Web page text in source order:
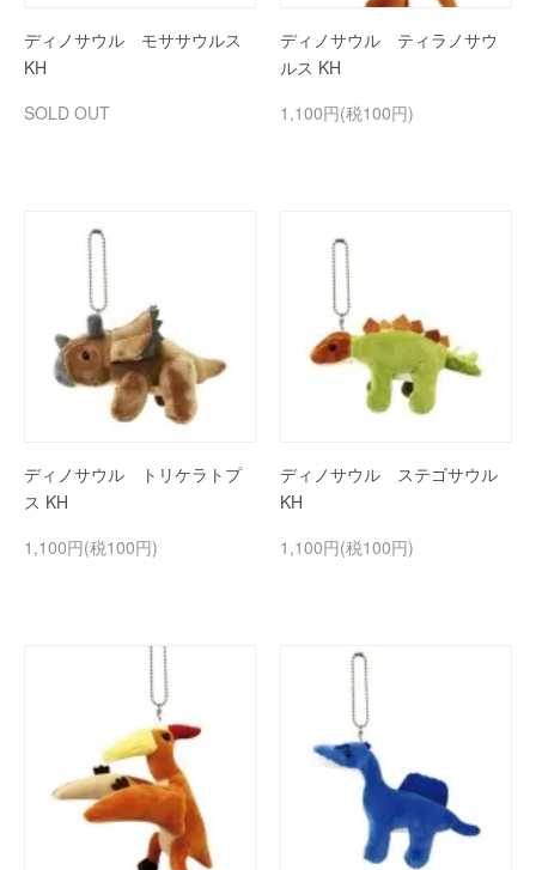
ディノサウル モササウルス
KH
SOLD OUT
ディノサウル ティラノサウ
ルス KH
1,100円(税100円)
ディノサウル トリケラトプ
ス KH
1,100円(税100円)
ディノサウル ステゴサウル
KH
1,100円(税100円)